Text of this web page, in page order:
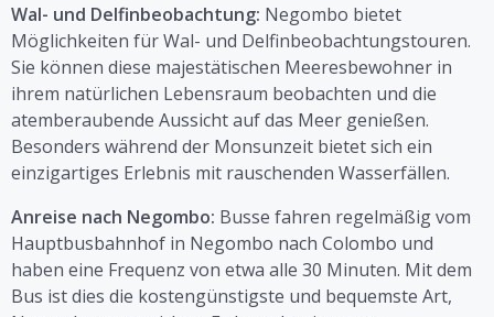
Wal- und Delfinbeobachtung: Negombo bietet
Möglichkeiten für Wal- und Delfinbeobachtungstouren.
Sie können diese majestätischen Meeresbewohner in
ihrem natürlichen Lebensraum beobachten und die
atemberaubende Aussicht auf das Meer genießen.
Besonders während der Monsunzeit bietet sich ein
einzigartiges Erlebnis mit rauschenden Wasserfällen.
Anreise nach Negombo: Busse fahren regelmäßig vom
Hauptbusbahnhof in Negombo nach Colombo und
haben eine Frequenz von etwa alle 30 Minuten. Mit dem
Bus ist dies die kostengünstigste und bequemste Art,